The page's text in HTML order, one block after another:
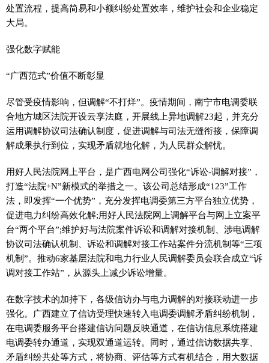
处置流程，提高简易和小额纠纷处置效率，维护社会和企业稳定
大局。
强化数字赋能
“广西范式”价值不断彰显
尽管受疫情影响，但调解“不打烊”。 疫情期间，南宁市电调委联
合地方城区法院开设云享法庭，开展线上异地调解23起，并充分
运用调解协议司法确认制度，促进调解与司法无缝衔接，保障调
解成果执行到位，实现矛盾就地化解，为人民群众解忧。
用好人民法院网上平台，是广西电网公司强化“诉讼-调解对接”，
打造“法院+N”新模式的举措之一。该公司总结形成“123”工作
法，即发挥“一个优势”，充分发挥电调委第三方平台独立优势，
促进电力纠纷高效化解;用好人民法院网上调解平台与网上立案平
台“两个平台”;维护好与法院案件诉讼和调解对接机制、涉电调解
协议司法确认机制、诉讼和调解对接工作站案件分流机制等“三项
机制”。推动6家基层法院和电力行业人民调解委员会联合成立“诉
调对接工作站”，从源头上减少诉讼增量。
在数字技术的加持下，各级信访办与电力调解的对接联动进一步
强化。广西建立了信访受理快速转入电调委调解矛盾纠纷机制，
在电调委服务平台搭建信访问题反映通道，在信访信息系统搭建
电调委转办通道，实现双通道运转。同时，通过信访数据共享、
矛盾纠纷共处等方式，将协商、评估等方式有机结合，用大数据